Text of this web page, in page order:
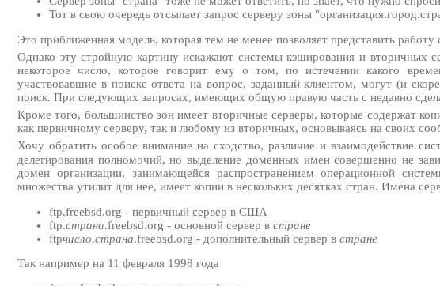
Тот в свою очередь отсылает запрос серверу зоны
Это приближенная модель, которая тем не менее позволяет представить
Однако эту стройную картину искажают системы кэширования и вторичных
некоторое число, которое говорит ему о том, по истечении какого
участвовавшие в поиске ответа на вопрос, заданный клиентом, могут (и
поиск. При следующих запросах, имеющих общую правую часть с недавно
Кроме того, большинство зон имеет вторичные серверы, которые содержат
как первичному серверу, так и любому из вторичных, основываясь на своих
Хочу обратить особое внимание на сходство, различие и взаимодействие
делегирования полномочий, но выделение доменных имен совершенно не
домен организации, занимающейся распространением операционной
множества утилит для нее, имеет копии в нескольких десятках стран. Имена
ftp.freebsd.org - первичный сервер в США
ftp.страна.freebsd.org - основной сервер в стране
ftpчисло.страна.freebsd.org - дополнительный сервер в стране
Так например на 11 февраля 1998 года